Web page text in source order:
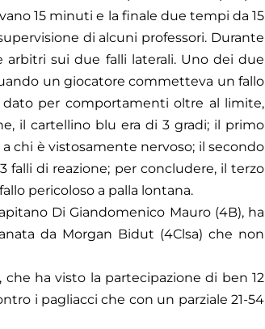
15 minuti e la finale due tempi da 15
di alcuni professori. Durante
sui due falli laterali. Uno dei due
un giocatore commetteva un fallo
dato per comportamenti oltre al limite,
il cartellino blu era di 3 gradi; il primo
chi è vistosamente nervoso; il secondo
falli di reazione; per concludere, il terzo
pericoloso a palla lontana.
Di Giandomenico Mauro (4B), ha
da Morgan Bidut (4Clsa) che non
ha visto la partecipazione di ben 12
i pagliacci che con un parziale 21-54